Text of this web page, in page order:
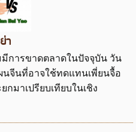
า
มีการขาดตลาดในปัจจุบัน วัน
นจีนที่อาจใช้ทดแทนเพี่ยนจื้อ
มาเปรียบเทียบในเชิง